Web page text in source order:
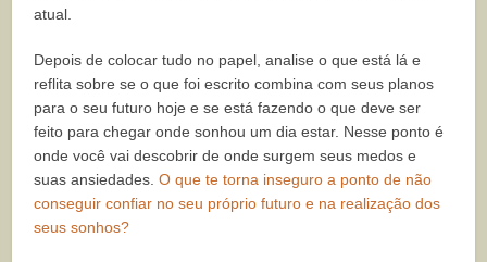
atual.
Depois de colocar tudo no papel, analise o que está lá e
reflita sobre se o que foi escrito combina com seus planos
para o seu futuro hoje e se está fazendo o que deve ser
feito para chegar onde sonhou um dia estar. Nesse ponto é
onde você vai descobrir de onde surgem seus medos e
suas ansiedades.O que te torna inseguro a ponto de não
conseguir confiar no seu próprio futuro e na realização dos
seus sonhos?